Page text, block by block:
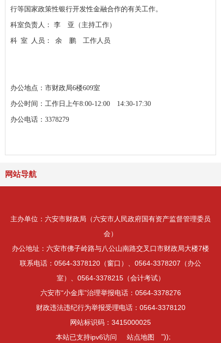
行等国家政策性银行开发性金融合作的有关工作。
科室负责人： 李 亚（主持工作）
科 室 人员： 余 鹏 工作人员
办公地点：市财政局6楼609室
办公时间：工作日上午8:00-12:00 14:30-17:30
办公电话：3378279
网站导航
主办单位：六安市财政局（六安市人民政府国有资产监督管理委员
会）
办公地址：六安市佛子岭路与八公山南路交叉口市财政局大楼7楼
联系电话：0564-3378120（窗口）、0564-3378207（办公
室）、0564-3378215（会计考试）
六安市“小金库”治理举报电话：0564-3378276
财政违法违纪行为举报受理电话：0564-3378120
网站标识码：3415000025
本站已支持ipv6访问
站点地图 "));